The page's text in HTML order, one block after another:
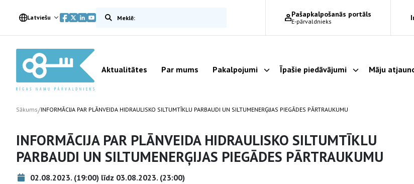
Latviešu Meklēt vietnē Pašapkalpošanās portāls
E-pārvaldnieks
Aktualitātes Par mums Pakalpojumi Parādīt apakšizvēlni
Īpašie piedāvājumi Parādīt
Māju
Sākums/INFORMĀCIJA PAR PLĀNVEIDA HIDRAULISKO SILTUMTĪKLU PARBAUDI UN SILTUMENERĢIJAS PIEGĀDES PĀRTRAUKUMU
INFORMĀCIJA PAR PLĀNVEIDA HIDRAULISKO SILTUMTĪKLU
PARBAUDI UN SILTUMENERĢIJAS PIEGĀDES PĀRTRAUKUMU
02.08.2023. (19:00) līdz 03.08.2023. (23:00)